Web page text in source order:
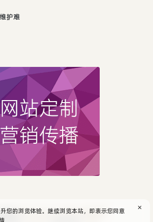
护难
2026aijun's blog/SiteMap.隐私政策
✕
您的浏览体验。继续浏览本站，即表示您同意